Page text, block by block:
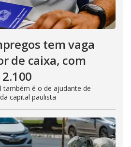
tem vaga
de caixa, com
é o de ajudante de
capital paulista